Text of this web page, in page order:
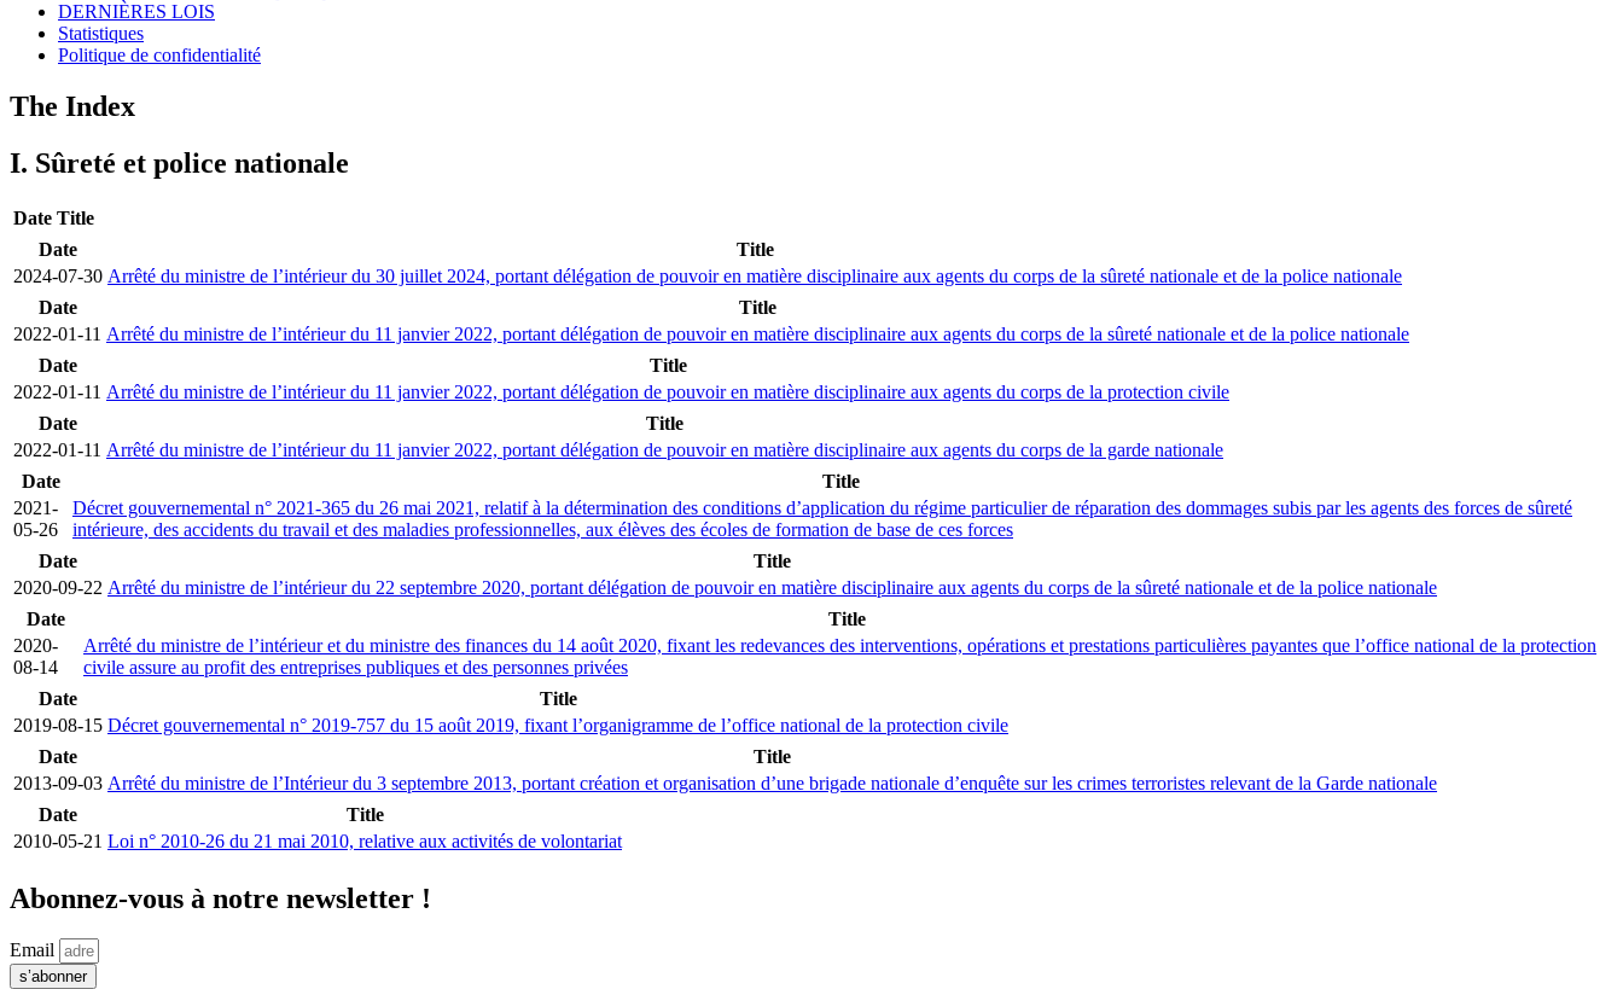
DERNIÈRES LOIS
Statistiques
Politique de confidentialité
The Index
I. Sûreté et police nationale
Date Title
Date
Title
2024-07-30 Arrêté du ministre de l’intérieur du 30 juillet 2024, portant délégation de pouvoir en matière disciplinaire aux agents du corps de la sûreté nationale et de la police nationale
Date
Title
2022-01-11 Arrêté du ministre de l’intérieur du 11 janvier 2022, portant délégation de pouvoir en matière disciplinaire aux agents du corps de la sûreté nationale et de la police nationale
Date
Title
2022-01-11 Arrêté du ministre de l’intérieur du 11 janvier 2022, portant délégation de pouvoir en matière disciplinaire aux agents du corps de la protection civile
Date
Title
2022-01-11 Arrêté du ministre de l’intérieur du 11 janvier 2022, portant délégation de pouvoir en matière disciplinaire aux agents du corps de la garde nationale
Date
Title
2021-
05-26
Décret gouvernemental n° 2021-365 du 26 mai 2021, relatif à la détermination des conditions d’application du régime particulier de réparation des dommages subis par les agents des forces de sûreté
intérieure, des accidents du travail et des maladies professionnelles, aux élèves des écoles de formation de base de ces forces
Date
Title
2020-09-22 Arrêté du ministre de l’intérieur du 22 septembre 2020, portant délégation de pouvoir en matière disciplinaire aux agents du corps de la sûreté nationale et de la police nationale
Date
Title
2020-
08-14
Arrêté du ministre de l’intérieur et du ministre des finances du 14 août 2020, fixant les redevances des interventions, opérations et prestations particulières payantes que l’office national de la protection
civile assure au profit des entreprises publiques et des personnes privées
Date
Title
2019-08-15 Décret gouvernemental n° 2019-757 du 15 août 2019, fixant l’organigramme de l’office national de la protection civile
Date
Title
2013-09-03 Arrêté du ministre de l’Intérieur du 3 septembre 2013, portant création et organisation d’une brigade nationale d’enquête sur les crimes terroristes relevant de la Garde nationale
Date
Title
2010-05-21 Loi n° 2010-26 du 21 mai 2010, relative aux activités de volontariat
Abonnez-vous à notre newsletter !
Email
s’abonner